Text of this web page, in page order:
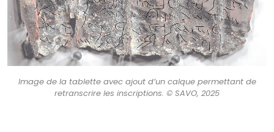
Image de la tablette avec ajout d’un calque permettant de
retranscrire les inscriptions. © SAVO, 2025